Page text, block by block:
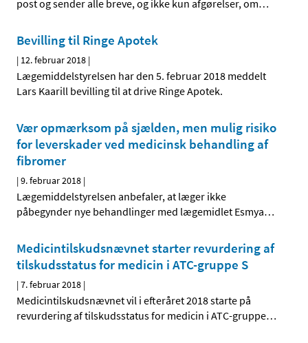
post og sender alle breve, og ikke kun afgørelser, om…
Bevilling til Ringe Apotek
| 12. februar 2018 |
Lægemiddelstyrelsen har den 5. februar 2018 meddelt
Lars Kaarill bevilling til at drive Ringe Apotek.
Vær opmærksom på sjælden, men mulig risiko
for leverskader ved medicinsk behandling af
fibromer
|9. februar 2018 |
Lægemiddelstyrelsen anbefaler, at læger ikke
påbegynder nye behandlinger med lægemidlet Esmya…
Medicintilskudsnævnet starter revurdering af
tilskudsstatus for medicin i ATC-gruppe S
|7. februar 2018 |
Medicintilskudsnævnet vil i efteråret 2018 starte på
revurdering af tilskudsstatus for medicin i ATC-gruppe…